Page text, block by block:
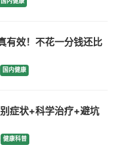
有效！不花一分钱还比
国内健康
症状+科学治疗+避坑
健康科普